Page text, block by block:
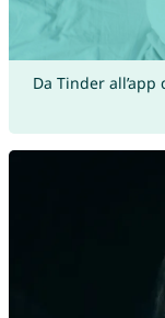
Da Tinder